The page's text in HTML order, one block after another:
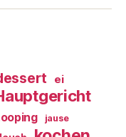
ei
jause